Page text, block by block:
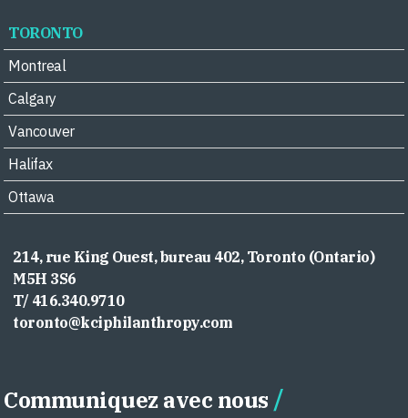
TORONTO
Montreal
Calgary
Vancouver
Halifax
Ottawa
214, rue King Ouest, bureau 402, Toronto (Ontario)
M5H 3S6
T/ 416.340.9710
toronto@kciphilanthropy.com
Communiquez avec nous